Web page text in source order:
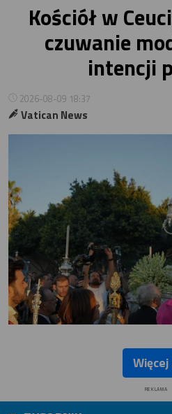
Kościół w
czuwanie
intencji
2026-08-09 18:37
Vatican News
Więcej
REKLAMA